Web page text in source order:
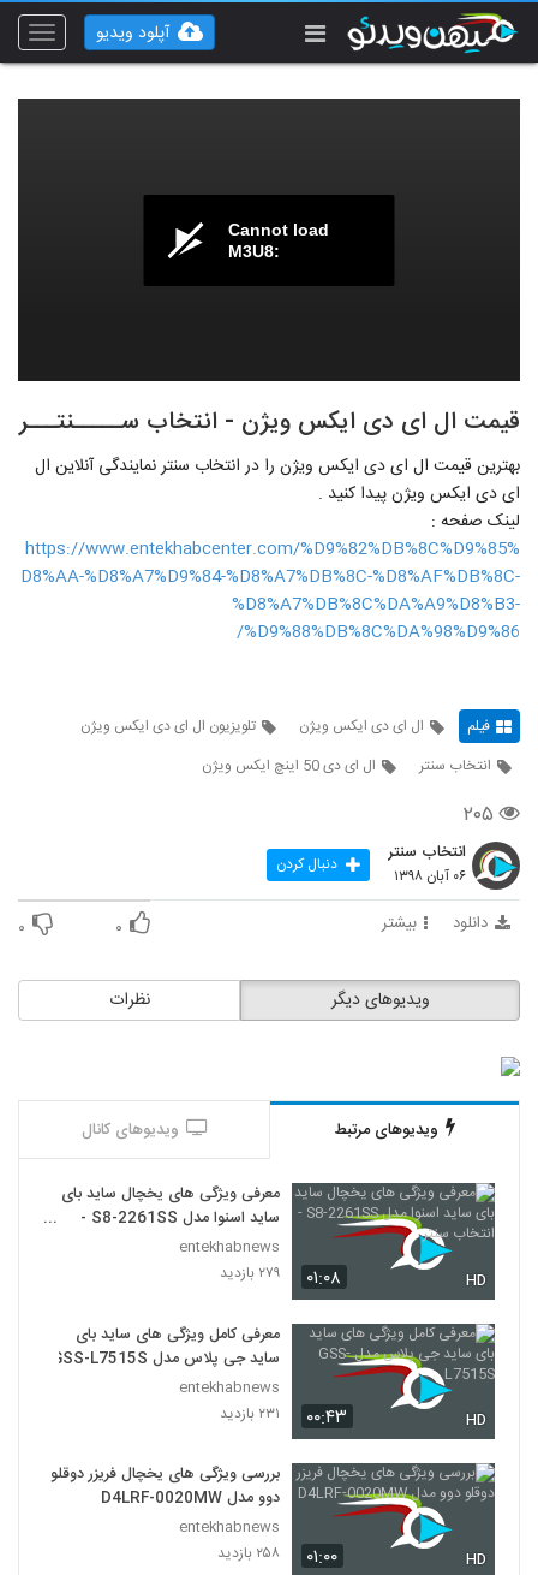
Toggle
آپلود ویدیو
Cannot load
M3U8:
قیمت ال ای دی ایکس ویژن - انتخاب ســـــنتـــر
بهترین قیمت ال ای دی ایکس ویژن را در انتخاب سنتر نمایندگی آنلاین ال
ای دی ایکس ویژن پیدا کنید .
لینک صفحه :
https://www.entekhabcenter.com/%D9%82%DB%8C%D9%85%
D8%AA-%D8%A7%D9%84-%D8%A7%DB%8C-%D8%AF%DB%8C-
%D8%A7%DB%8C%DA%A9%D8%B3-
%D9%88%DB%8C%DA%98%D9%86/
فیلم ال ای دی ایکس ویژن
تلویزیون ال ای دی ایکس ویژن
انتخاب سنتر
ال ای دی 50 اینچ ایکس ویژن
۲۰۵
انتخاب سنتر
۰۶ آبان ۱۳۹۸ دنبال کردن
دانلود بیشتر ۰ ۰
نظرات ویدیوهای دیگر
ویدیوهای مرتبط ویدیوهای کانال
۰۱:۰۸ HD
معرفی ویژگی های یخچال ساید بای
ساید اسنوا مدل S8-2261SS -
انتخاب سنتر
entekhabnews
۲۷۹ بازدید
۰۰:۴۳ HD
معرفی کامل ویژگی های ساید بای
ساید جی پلاس مدل GSS-L7515S
entekhabnews
۲۳۱ بازدید
۰۱:۰۰ HD
بررسی ویژگی های یخچال فریزر دوقلو
دوو مدل D4LRF-0020MW
entekhabnews
۲۵۸ بازدید